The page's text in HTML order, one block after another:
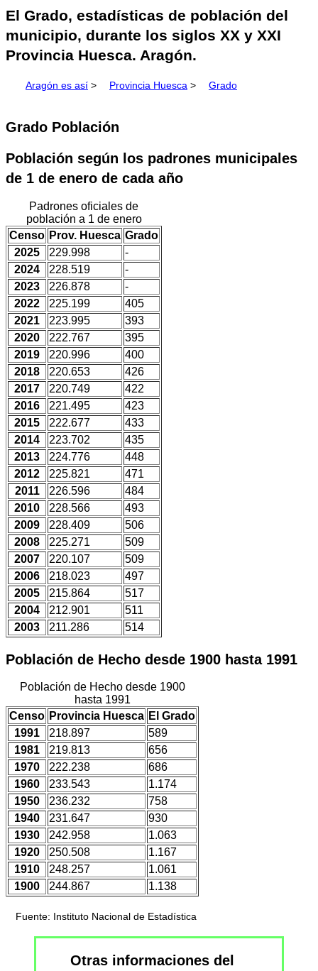
El Grado, estadísticas de población del
municipio, durante los siglos XX y XXI
Provincia Huesca. Aragón.
Aragón es así > Provincia Huesca > Grado
Grado Población
Población según los padrones municipales
de 1 de enero de cada año
Padrones oficiales de
población a 1 de enero
Censo Prov. Huesca Grado
2025
229.998
-
2024
228.519
-
2023
226.878
-
2022
225.199
405
2021
223.995
393
2020
222.767
395
2019
220.996
400
2018
220.653
426
2017
220.749
422
2016
221.495
423
2015
222.677
433
2014
223.702
435
2013
224.776
448
2012
225.821
471
2011
226.596
484
2010
228.566
493
2009
228.409
506
2008
225.271
509
2007
220.107
509
2006
218.023
497
2005
215.864
517
2004
212.901
511
2003
211.286 514
Población de Hecho desde 1900 hasta 1991
Población de Hecho desde 1900
hasta 1991
Censo Provincia Huesca El Grado
1991
218.897
589
1981
219.813
656
1970
222.238
686
1960
233.543
1.174
1950
236.232
758
1940
231.647
930
1930
242.958
1.063
1920
250.508
1.167
1910
248.257
1.061
1900
244.867 1.138
Fuente: Instituto Nacional de Estadística
Otras informaciones del